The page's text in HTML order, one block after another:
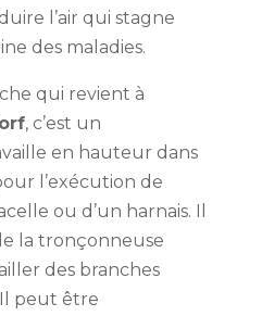
l’air qui stagne
des maladies.
qui revient à
, c’est un
en hauteur dans
l’exécution de
ou d’un harnais. Il
la tronçonneuse
des branches
peut être